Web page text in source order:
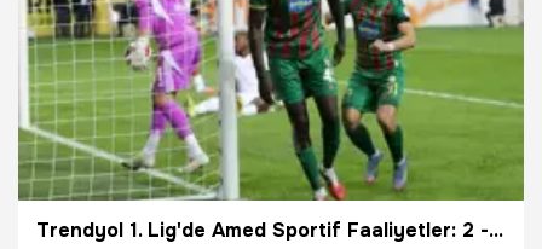
22.11.2025 TFF 1.Lig
Trendyol 1. Lig'de Amed Sportif Faaliyetler: 2 - Hatayspor: 1